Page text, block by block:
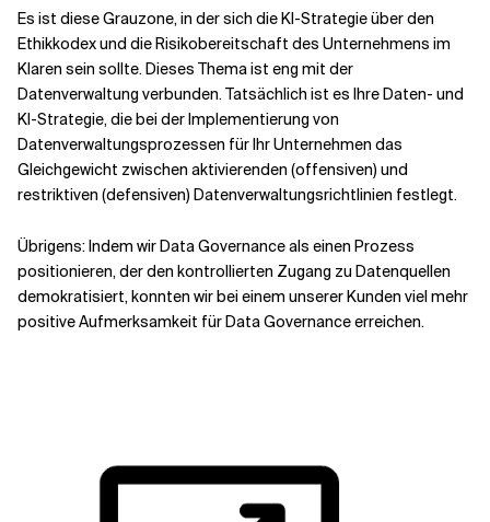
Es ist diese Grauzone, in der sich die KI-Strategie über den
Ethikkodex und die Risikobereitschaft des Unternehmens im
Klaren sein sollte. Dieses Thema ist eng mit der
Datenverwaltung verbunden. Tatsächlich ist es Ihre Daten- und
KI-Strategie, die bei der Implementierung von
Datenverwaltungsprozessen für Ihr Unternehmen das
Gleichgewicht zwischen aktivierenden (offensiven) und
restriktiven (defensiven) Datenverwaltungsrichtlinien festlegt.
Übrigens: Indem wir Data Governance als einen Prozess
positionieren, der den kontrollierten Zugang zu Datenquellen
demokratisiert, konnten wir bei einem unserer Kunden viel mehr
positive Aufmerksamkeit für Data Governance erreichen.